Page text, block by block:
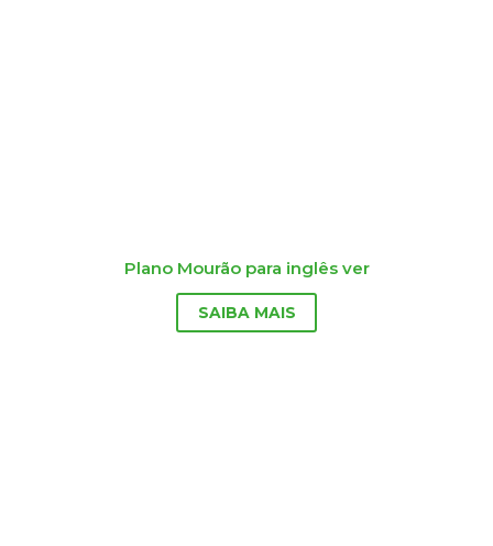
Plano Mourão para inglês ver
SAIBA MAIS